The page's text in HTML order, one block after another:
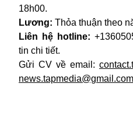
18h00.
Lương: Thỏa thuận theo
Liên hệ hotline:
tin chi tiết.
Gửi CV về email:
news.tapmedia@gmail.com